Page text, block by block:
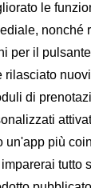
le
nonché
per il
rilasciato
di
un'app più
tutto